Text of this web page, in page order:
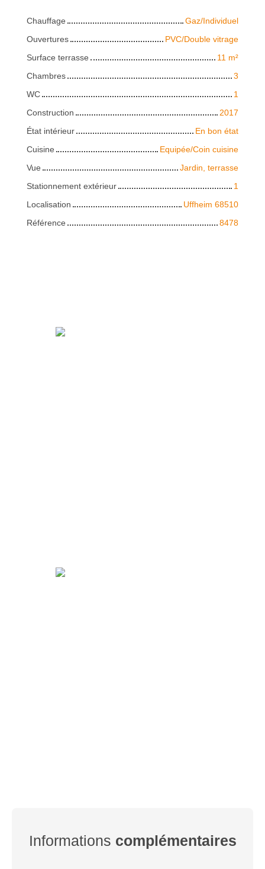
Chauffage
Gaz/Individuel
Ouvertures
PVC/Double vitrage
Surface terrasse
11 m²
Chambres
3
WC
1
Construction
2017
État intérieur
En bon état
Cuisine
Equipée/Coin cuisine
Vue
Jardin, terrasse
Stationnement extérieur
1
Localisation
Uffheim 68510
Référence
8478
Informations complémentaires